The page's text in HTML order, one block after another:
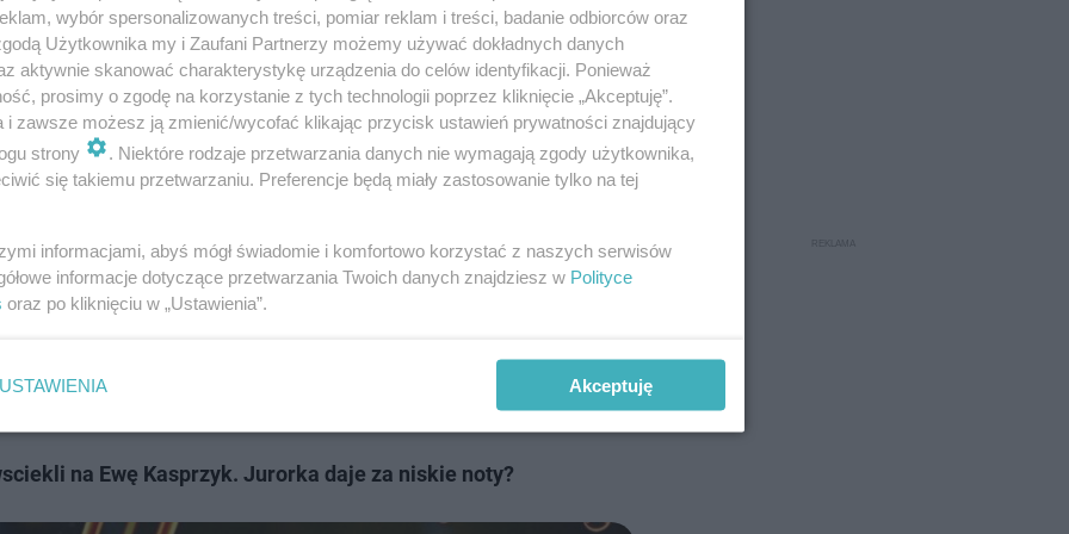
w niedzielę 27.10.2024?
po dwie choreografie, a przy jednej z nich zaśpiewały
Finał coraz bliżej i oznacza to jedno, na parkiecie
w siódmym odcinku?Wczoraj 27 października z
. Będziecie tęsknić? Widzowie Polsatu są wściekli, ponieważ
pozostało już tylko pięć duetów - Majka Jeżowska i Michał
i Sara Janicka, Vanessa Aleksander i Michał Bartkiewicz,
na Ewę Kasprzyk. Jurorka daje za niskie noty?
wybór spersonalizowanych treści, pomiar reklam i treści, badanie odbiorców oraz
Użytkownika my i Zaufani Partnerzy możemy używać dokładnych danych
aktywnie skanować charakterystykę urządzenia do celów identyfikacji. Ponieważ
prosimy o zgodę na korzystanie z tych technologii poprzez kliknięcie „Akceptuję”.
i zawsze możesz ją zmienić/wycofać klikając przycisk ustawień prywatności znajdujący
strony
. Niektóre rodzaje przetwarzania danych nie wymagają zgody użytkownika,
się takiemu przetwarzaniu. Preferencje będą miały zastosowanie tylko na tej
informacjami, abyś mógł świadomie i komfortowo korzystać z naszych serwisów
informacje dotyczące przetwarzania Twoich danych znajdziesz w Polityce
oraz po kliknięciu w „Ustawienia”.
USTAWIENIA Akceptuję